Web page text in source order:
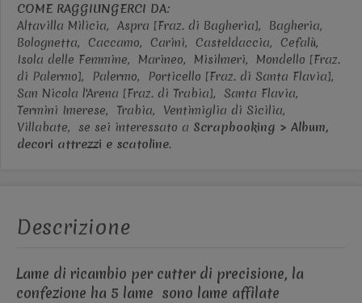
COME RAGGIUNGERCI DA:
Altavilla Milicia, Aspra [Fraz. di Bagheria], Bagheria,
Bolognetta, Caccamo, Carini, Casteldaccia, Cefalù,
Isola delle Femmine, Marineo, Misilmeri, Mondello [Fraz.
di Palermo],
Palermo,
Porticello [Fraz. di Santa Flavia],
San Nicola l'Arena [Fraz. di Trabia], Santa Flavia,
Termini Imerese, Trabia, Ventimiglia di Sicilia,
Villabate, se sei interessato a Scrapbooking > Album,
decori attrezzi e scatoline.
Descrizione
Lame di ricambio per cutter di precisione, la
confezione ha 5 lame sono lame affilate